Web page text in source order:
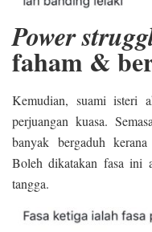
Power
faham &
Kemudian, suami isteri
perjuangan kuasa.
banyak bergaduh
Boleh dikatakan fasa ini
tangga.